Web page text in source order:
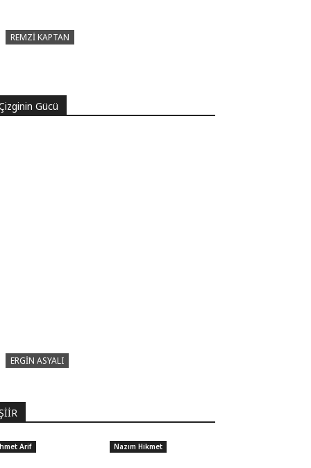
REMZI KAPTAN
Gücü
ERGIN ASYALI
Arif Nazım Hikmet